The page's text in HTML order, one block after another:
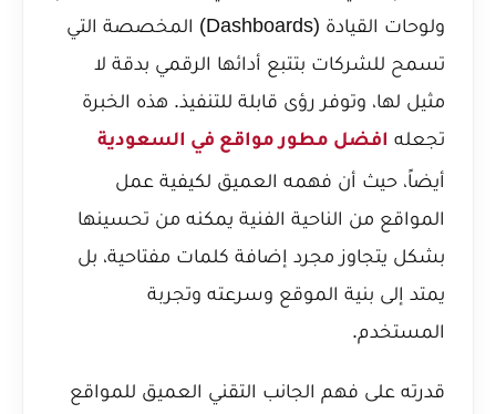
ولوحات القيادة (Dashboards) المخصصة التي
تسمح للشركات بتتبع أدائها الرقمي بدقة لا
مثيل لها، وتوفر رؤى قابلة للتنفيذ. هذه الخبرة
تجعله افضل مطور مواقع في السعودية
أيضاً، حيث أن فهمه العميق لكيفية عمل
المواقع من الناحية الفنية يمكنه من تحسينها
بشكل يتجاوز مجرد إضافة كلمات مفتاحية، بل
يمتد إلى بنية الموقع وسرعته وتجربة
المستخدم.
قدرته على فهم الجانب التقني العميق للمواقع